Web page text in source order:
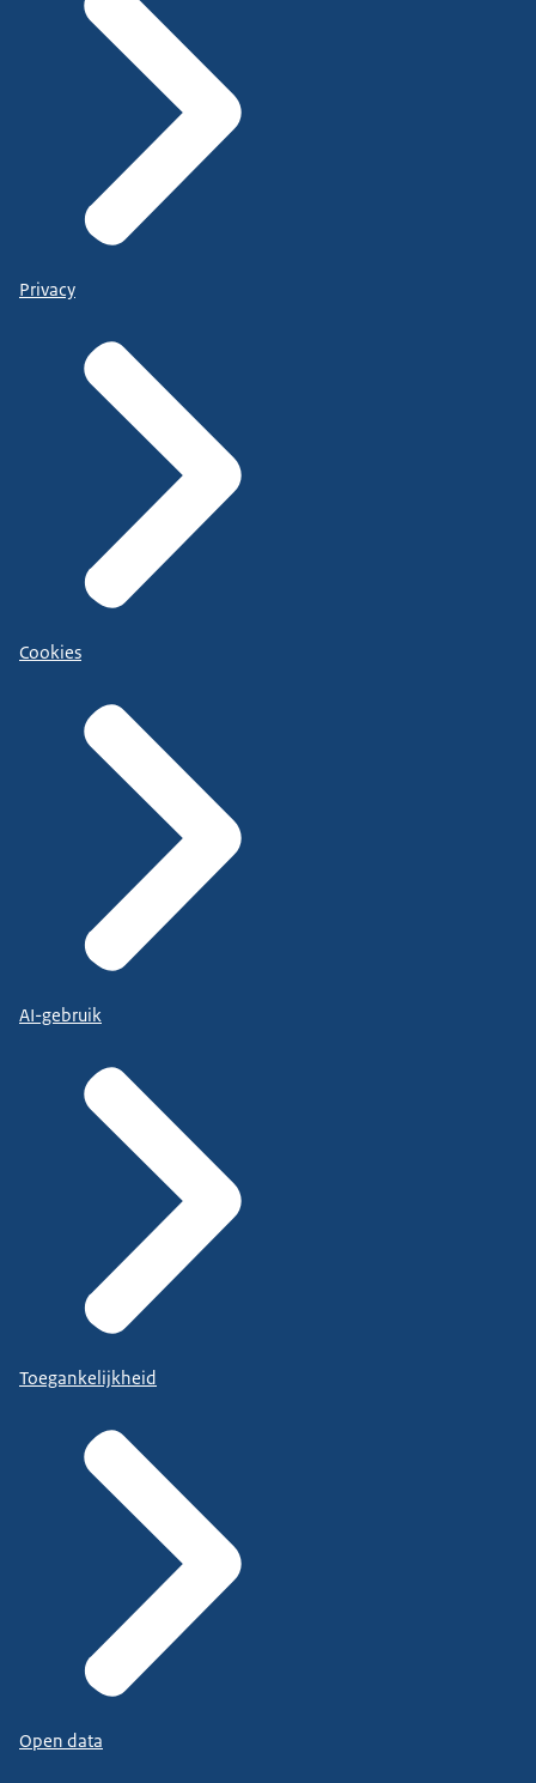
Privacy
Cookies
AI-gebruik
Toegankelijkheid
Open data